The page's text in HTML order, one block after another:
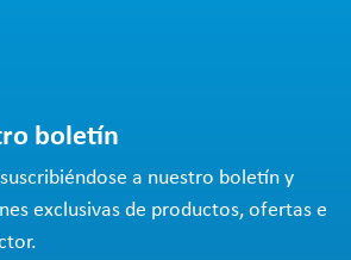
boletín
a nuestro boletín y
exclusivas de productos, ofertas e